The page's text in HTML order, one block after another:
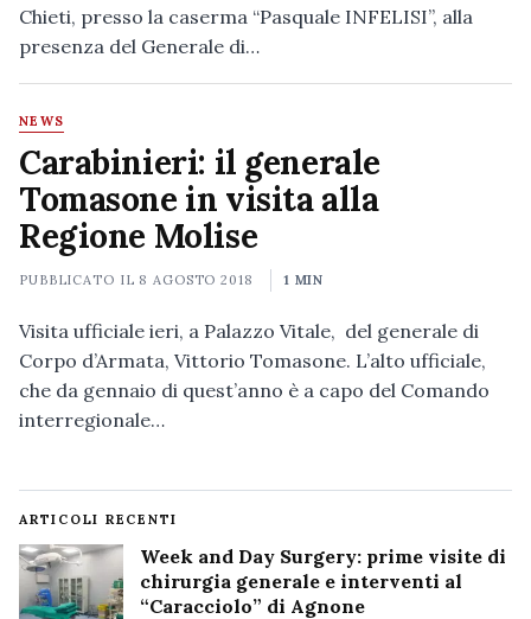
Chieti, presso la caserma “Pasquale INFELISI”, alla
presenza del Generale di…
NEWS
Carabinieri: il generale
Tomasone in visita alla
Regione Molise
PUBBLICATO IL 8 AGOSTO 2018 1 MIN
Visita ufficiale ieri, a Palazzo Vitale, del generale di
Corpo d’Armata, Vittorio Tomasone. L’alto ufficiale,
che da gennaio di quest’anno è a capo del Comando
interregionale…
ARTICOLI RECENTI
Week and Day Surgery: prime visite di
chirurgia generale e interventi al
“Caracciolo” di Agnone